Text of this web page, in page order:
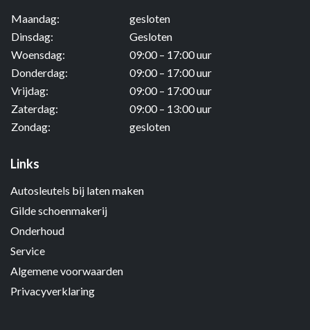
Maandag:
gesloten
Dinsdag:
Gesloten
Woensdag:
09:00 – 17:00 uur
Donderdag:
09:00 – 17:00 uur
Vrijdag:
09:00 – 17:00 uur
Zaterdag:
09:00 – 13:00 uur
Zondag:
gesloten
Links
Autosleutels bij laten maken
Gilde schoenmakerij
Onderhoud
Service
Algemene voorwaarden
Privacyverklaring